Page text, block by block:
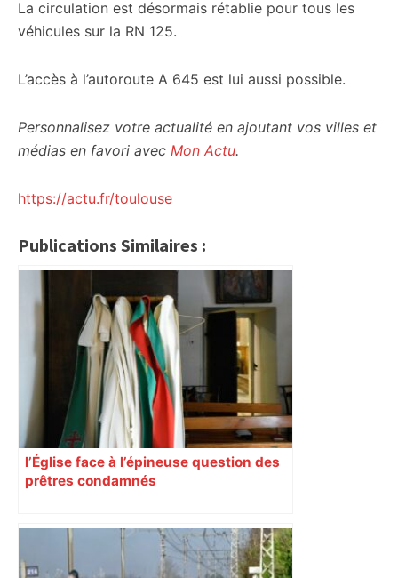
La circulation est désormais rétablie pour tous les
véhicules sur la RN 125.
L’accès à l’autoroute A 645 est lui aussi possible.
Personnalisez votre actualité en ajoutant vos villes et
médias en favori avec Mon Actu.
https://actu.fr/toulouse
Publications Similaires :
l’Église face à l’épineuse question des
prêtres condamnés